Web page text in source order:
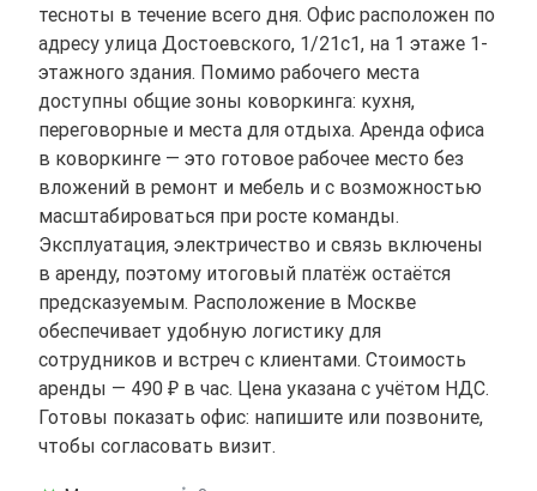
тесноты в течение всего дня. Офис расположен по
адресу улица Достоевского, 1/21с1, на 1 этаже 1-
этажного здания. Помимо рабочего места
доступны общие зоны коворкинга: кухня,
переговорные и места для отдыха. Аренда офиса
в коворкинге — это готовое рабочее место без
вложений в ремонт и мебель и с возможностью
масштабироваться при росте команды.
Эксплуатация, электричество и связь включены
в аренду, поэтому итоговый платёж остаётся
предсказуемым. Расположение в Москве
обеспечивает удобную логистику для
сотрудников и встреч с клиентами. Стоимость
аренды — 490 ₽ в час. Цена указана с учётом НДС.
Готовы показать офис: напишите или позвоните,
чтобы согласовать визит.